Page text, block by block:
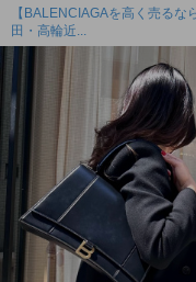
【BALENCIAGAを高く売る
田・高輪近...